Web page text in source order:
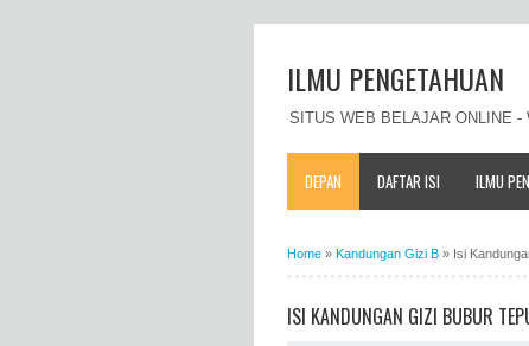
ILMU PENGETAHUAN
SITUS WEB BELAJAR ONLINE -
DEPAN DAFTAR ISI ILMU
Home » Kandungan Gizi B » Isi
ISI KANDUNGAN GIZI BUBUR